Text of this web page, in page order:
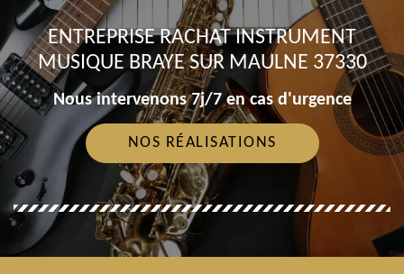
ENTREPRISE RACHAT INSTRUMENT
MUSIQUE BRAYE SUR MAULNE 37330
Nous intervenons 7j/7 en cas d'urgence
NOS RÉALISATIONS